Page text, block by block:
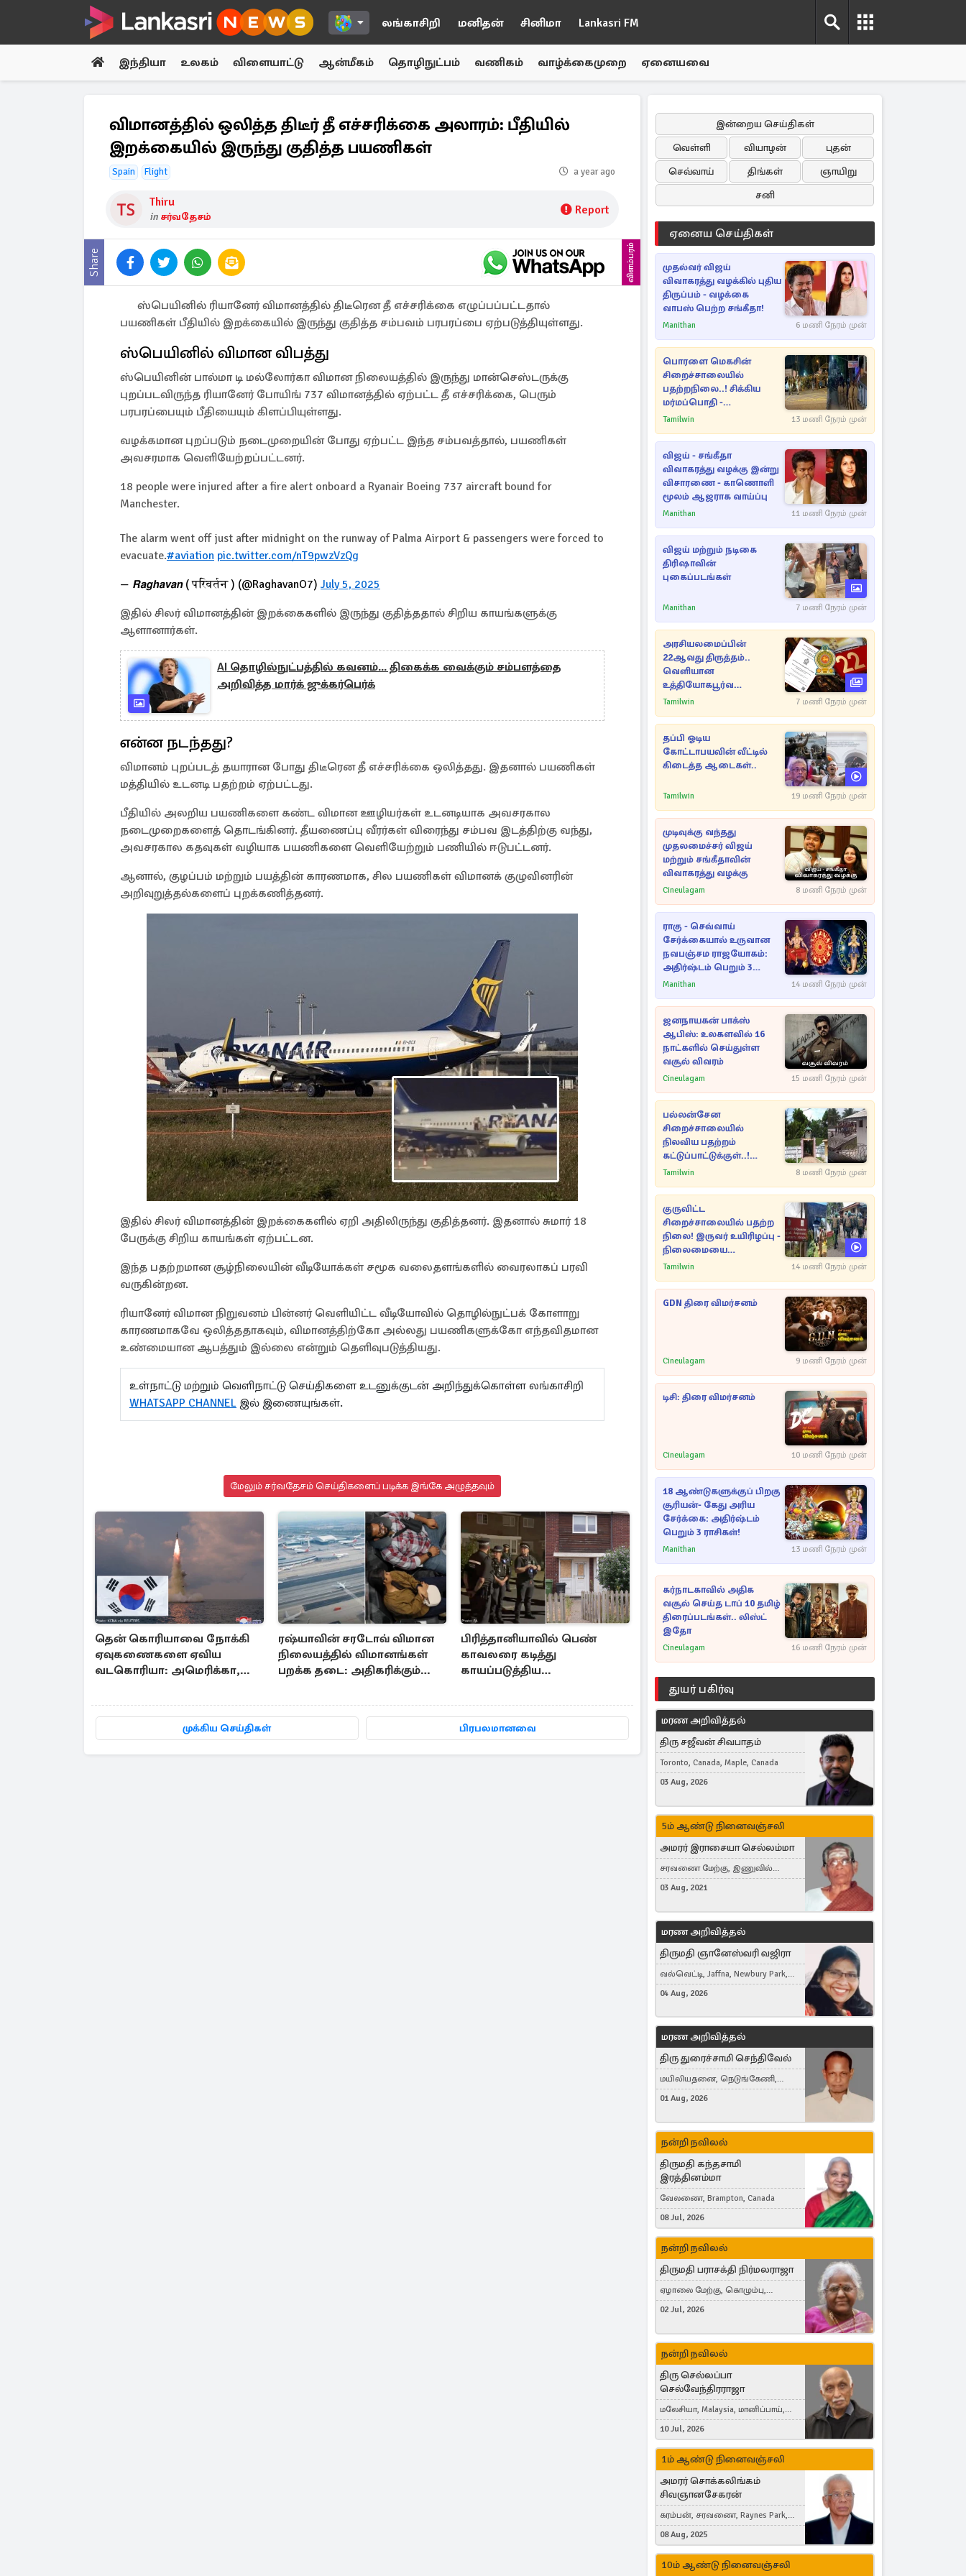
லங்காசிறி மனிதன் சினிமா Lankasri FM
இந்தியா உலகம் விளையாட்டு ஆன்மீகம் தொழிநுட்பம் வணிகம் வாழ்க்கைமுறை ஏனையவை
விமானத்தில் ஒலித்த திடீர் தீ எச்சரிக்கை அலாரம்: பீதியில்
இறக்கையில் இருந்து குதித்த பயணிகள்
Spain Flight a year ago
Thiru
in சர்வதேசம் Report
Share விளம்பரம்
ஸ்பெயினில் ரியானேர் விமானத்தில் திடீரென தீ எச்சரிக்கை எழுப்பப்பட்டதால்
பயணிகள் பீதியில் இறக்கையில் இருந்து குதித்த சம்பவம் பரபரப்பை ஏற்படுத்தியுள்ளது.
ஸ்பெயினில் விமான விபத்து
ஸ்பெயினின் பால்மா டி மல்லோர்கா விமான நிலையத்தில் இருந்து மான்செஸ்டருக்கு
புறப்படவிருந்த ரியானேர் போயிங் 737 விமானத்தில் ஏற்பட்ட தீ எச்சரிக்கை, பெரும்
பரபரப்பையும் பீதியையும் கிளப்பியுள்ளது.
வழக்கமான புறப்படும் நடைமுறையின் போது ஏற்பட்ட இந்த சம்பவத்தால், பயணிகள்
அவசரமாக வெளியேற்றப்பட்டனர்.
18 people were injured after a fire alert onboard a Ryanair Boeing 737 aircraft bound for
Manchester.
The alarm went off just after midnight on the runway of Palma Airport & passengers were forced to
evacuate.#aviation pic.twitter.com/nT9pwzVzQg
— 𝙍𝙖𝙜𝙝𝙖𝙫𝙖𝙣 ( परिवर्तन ) (@RaghavanO7) July 5, 2025
இதில் சிலர் விமானத்தின் இறக்கைகளில் இருந்து குதித்ததால் சிறிய காயங்களுக்கு
ஆளானார்கள்.
AI தொழில்நுட்பத்தில் கவனம்... திகைக்க வைக்கும் சம்பளத்தை
அறிவித்த மார்க் ஜுக்கர்பெர்க்
என்ன நடந்தது?
விமானம் புறப்படத் தயாரான போது திடீரென தீ எச்சரிக்கை ஒலித்தது. இதனால் பயணிகள்
மத்தியில் உடனடி பதற்றம் ஏற்பட்டது.
பீதியில் அலறிய பயணிகளை கண்ட விமான ஊழியர்கள் உடனடியாக அவசரகால
நடைமுறைகளைத் தொடங்கினர். தீயணைப்பு வீரர்கள் விரைந்து சம்பவ இடத்திற்கு வந்து,
அவசரகால கதவுகள் வழியாக பயணிகளை வெளியேற்றும் பணியில் ஈடுபட்டனர்.
ஆனால், குழப்பம் மற்றும் பயத்தின் காரணமாக, சில பயணிகள் விமானக் குழுவினரின்
அறிவுறுத்தல்களைப் புறக்கணித்தனர்.
இதில் சிலர் விமானத்தின் இறக்கைகளில் ஏறி அதிலிருந்து குதித்தனர். இதனால் சுமார் 18
பேருக்கு சிறிய காயங்கள் ஏற்பட்டன.
இந்த பதற்றமான சூழ்நிலையின் வீடியோக்கள் சமூக வலைதளங்களில் வைரலாகப் பரவி
வருகின்றன.
ரியானேர் விமான நிறுவனம் பின்னர் வெளியிட்ட வீடியோவில் தொழில்நுட்பக் கோளாறு
காரணமாகவே ஒலித்ததாகவும், விமானத்திற்கோ அல்லது பயணிகளுக்கோ எந்தவிதமான
உண்மையான ஆபத்தும் இல்லை என்றும் தெளிவுபடுத்தியது.
உள்நாட்டு மற்றும் வெளிநாட்டு செய்திகளை உடனுக்குடன் அறிந்துக்கொள்ள லங்காசிறி
WHATSAPP CHANNEL இல் இணையுங்கள்.
மேலும் சர்வதேசம் செய்திகளைப் படிக்க இங்கே அழுத்தவும்
தென் கொரியாவை நோக்கி
ஏவுகணைகளை ஏவிய
வடகொரியா: அமெரிக்கா,
தகவல்
ரஷ்யாவின் சரடோவ் விமான
நிலையத்தில் விமானங்கள்
பறக்க தடை: அதிகரிக்கும்
பிரித்தானியாவில் பெண்
காவலரை கடித்து
காயப்படுத்திய
அதிரடியாக கைது
முக்கிய செய்திகள் பிரபலமானவை
இன்றைய செய்திகள்
வெள்ளி
வியாழன்
புதன்
செவ்வாய்
திங்கள்
ஞாயிறு
சனி
ஏனைய செய்திகள்
முதல்வர் விஜய்
விவாகரத்து வழக்கில் புதிய
திருப்பம் - வழக்கை
வாபஸ் பெற்ற சங்கீதா!
Manithan 6 மணி நேரம் முன்
பொரளை மெகசின்
சிறைச்சாலையில்
பதற்றநிலை..! சிக்கிய
மர்மப்பொதி -
பின்னணியில் வெளியான
Tamilwin 13 மணி நேரம் முன்
விஜய் - சங்கீதா
விவாகரத்து வழக்கு இன்று
விசாரணை - காணொளி
மூலம் ஆஜராக வாய்ப்பு
Manithan 11 மணி நேரம் முன்
விஜய் மற்றும் நடிகை
திரிஷாவின்
புகைப்படங்கள்
Manithan 7 மணி நேரம் முன்
அரசியலமைப்பின்
22ஆவது திருத்தம்..
வெளியான
உத்தியோகபூர்வ
அறிவிப்பு!
Tamilwin 7 மணி நேரம் முன்
தப்பி ஓடிய
கோட்டாபயவின் வீட்டில்
கிடைத்த ஆடைகள்..
Tamilwin 19 மணி நேரம் முன்
முடிவுக்கு வந்தது
முதலமைச்சர் விஜய்
மற்றும் சங்கீதாவின்
விவாகரத்து வழக்கு
Cineulagam 8 மணி நேரம் முன்
ராகு - செவ்வாய்
சேர்க்கையால் உருவான
நவபஞ்சம ராஜயோகம்:
அதிர்ஷ்டம் பெறும் 3
ராசிகள்!
Manithan 14 மணி நேரம் முன்
ஜனநாயகன் பாக்ஸ்
ஆபிஸ்: உலகளவில் 16
நாட்களில் செய்துள்ள
வசூல் விவரம்
Cineulagam 15 மணி நேரம் முன்
பல்லன்சேன
சிறைச்சாலையில்
நிலவிய பதற்றம்
கட்டுப்பாட்டுக்குள்..!
அதிரடியாக களமிறங்கிய
Tamilwin 8 மணி நேரம் முன்
குருவிட்ட
சிறைச்சாலையில் பதற்ற
நிலை! இருவர் உயிரிழப்பு -
நிலைமையை
கட்டுப்படுத்த பொலிஸார்
Tamilwin 14 மணி நேரம் முன்
GDN திரை விமர்சனம்
Cineulagam 9 மணி நேரம் முன்
டிசி: திரை விமர்சனம்
Cineulagam 10 மணி நேரம் முன்
18 ஆண்டுகளுக்குப் பிறகு
சூரியன்- கேது அரிய
சேர்க்கை: அதிர்ஷ்டம்
பெறும் 3 ராசிகள்!
Manithan 13 மணி நேரம் முன்
கர்நாடகாவில் அதிக
வசூல் செய்த டாப் 10 தமிழ்
திரைப்படங்கள்.. லிஸ்ட்
இதோ
Cineulagam 16 மணி நேரம் முன்
துயர் பகிர்வு
மரண அறிவித்தல்
திரு சஜீவன் சிவபாதம்
Toronto, Canada, Maple, Canada
03 Aug, 2026
5ம் ஆண்டு நினைவஞ்சலி
அமரர் இராசையா செல்லம்மா
சரவணை மேற்கு, இணுவில்
கிழக்கு
03 Aug, 2021
மரண அறிவித்தல்
திருமதி ஞானேஸ்வரி வஜிரா
வல்வெட்டி, Jaffna, Newbury Park,
United Kingdom
04 Aug, 2026
மரண அறிவித்தல்
திரு துரைச்சாமி செந்திவேல்
மயிலியதனை, நெடுங்கேணி,
கம்பர்மலை
01 Aug, 2026
நன்றி நவிலல்
திருமதி கந்தசாமி
இரத்தினம்மா
வேலணை, Brampton, Canada
08 Jul, 2026
நன்றி நவிலல்
திருமதி பராசக்தி நிர்மலராஜா
ஏழாலை மேற்கு, கொழும்பு,
தங்காலை, London, United Kingdom
02 Jul, 2026
நன்றி நவிலல்
திரு செல்லப்பா
செல்வேந்திரராஜா
மலேசியா, Malaysia, மானிப்பாய்,
Duisburg, Germany, London, United
Kingdom
10 Jul, 2026
1ம் ஆண்டு நினைவஞ்சலி
அமரர் சொக்கலிங்கம்
சிவஞானசேகரன்
கரம்பன், சரவணை, Raynes Park,
London, United Kingdom
08 Aug, 2025
10ம் ஆண்டு நினைவஞ்சலி